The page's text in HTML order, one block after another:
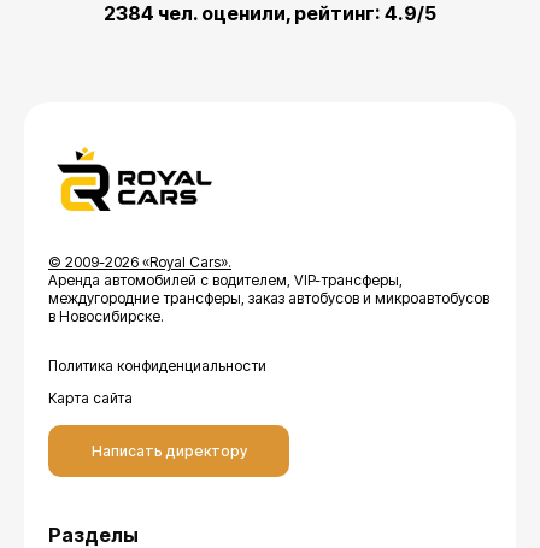
2384 чел. оценили, рейтинг: 4.9/5
© 2009-2026 «Royal Cars».
Аренда автомобилей с водителем, VIP-трансферы,
междугородние трансферы, заказ автобусов и микроавтобусов
в Новосибирске.
Политика конфиденциальности
Карта сайта
Написать директору
Разделы